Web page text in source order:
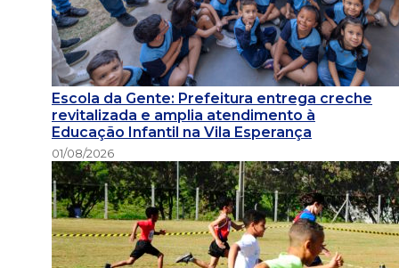
Escola da Gente: Prefeitura entrega creche
revitalizada e amplia atendimento à
Educação Infantil na Vila Esperança
01/08/2026